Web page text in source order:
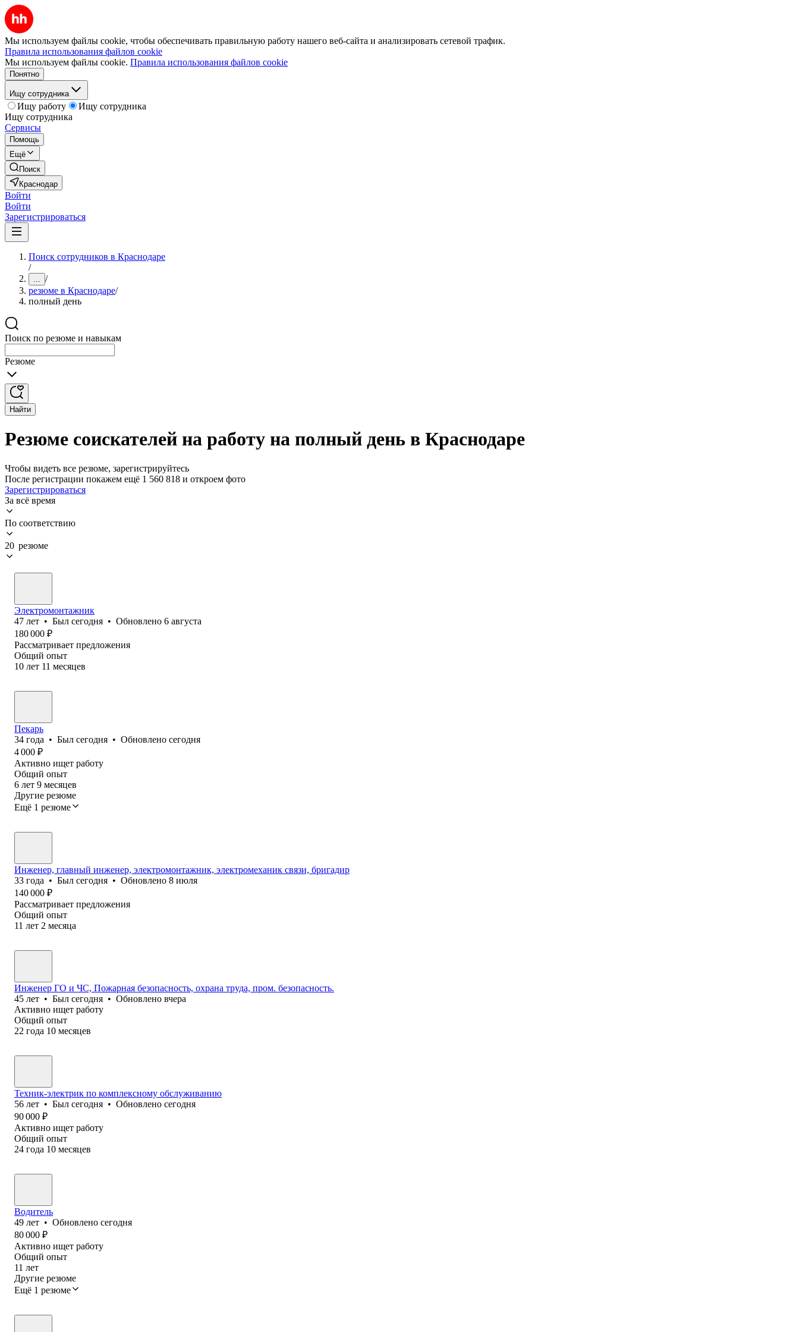
Мы используем файлы cookie, чтобы обеспечивать правильную работу нашего веб-сайта и анализировать сетевой трафик.
Правила использования файлов cookie
Мы используем файлы cookie. Правила использования файлов cookie
Понятно
Ищу сотрудника
Ищу работу
Ищу сотрудника
Ищу сотрудника
Сервисы
Помощь
Ещё
Поиск
Краснодар
Войти
Войти
Зарегистрироваться
Поиск сотрудников в Краснодаре
/
... /
резюме в Краснодаре/
полный день
Поиск по резюме и навыкам
Резюме
Найти
Резюме соискателей на работу на полный день в Краснодаре
Чтобы видеть все резюме, зарегистрируйтесь
После регистрации покажем ещё 1 560 818 и откроем фото
Зарегистрироваться
За всё время
По соответствию
20 резюме
Электромонтажник
47 лет • Был сегодня • Обновлено 6 августа
180 000 ₽
Рассматривает предложения
Общий опыт
10 лет 11 месяцев
Пекарь
34 года • Был сегодня • Обновлено сегодня
4 000 ₽
Активно ищет работу
Общий опыт
6 лет 9 месяцев
Другие резюме
Ещё 1 резюме
Инженер, главный инженер, электромонтажник, электромеханик связи, бригадир
33 года • Был сегодня • Обновлено 8 июля
140 000 ₽
Рассматривает предложения
Общий опыт
11 лет 2 месяца
Инженер ГО и ЧС, Пожарная безопасность, охрана труда, пром. безопасность.
45 лет • Был сегодня • Обновлено вчера
Активно ищет работу
Общий опыт
22 года 10 месяцев
Техник-электрик по комплексному обслуживанию
56 лет • Был сегодня • Обновлено сегодня
90 000 ₽
Активно ищет работу
Общий опыт
24 года 10 месяцев
Водитель
49 лет • Обновлено сегодня
80 000 ₽
Активно ищет работу
Общий опыт
11 лет
Другие резюме
Ещё 1 резюме